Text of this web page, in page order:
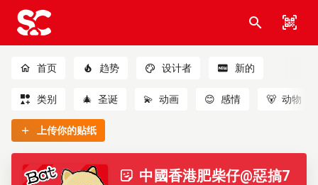
首页 趋势 设计者 新的
类别 🎄 圣诞 💫 动画 😊 感情 🐻 动物
上传你的贴纸
中國香港肥柴仔@惡搞7